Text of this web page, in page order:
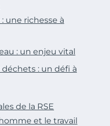
une richesse à
: un enjeu vital
: un défi à
de la RSE
et le travail